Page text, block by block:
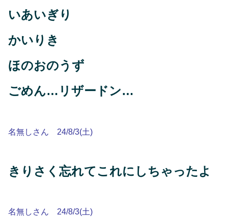
いあいぎり
かいりき
ほのおのうず
ごめん…リザードン…
名無しさん 24/8/3(土)
きりさく忘れてこれにしちゃったよ
名無しさん 24/8/3(土)